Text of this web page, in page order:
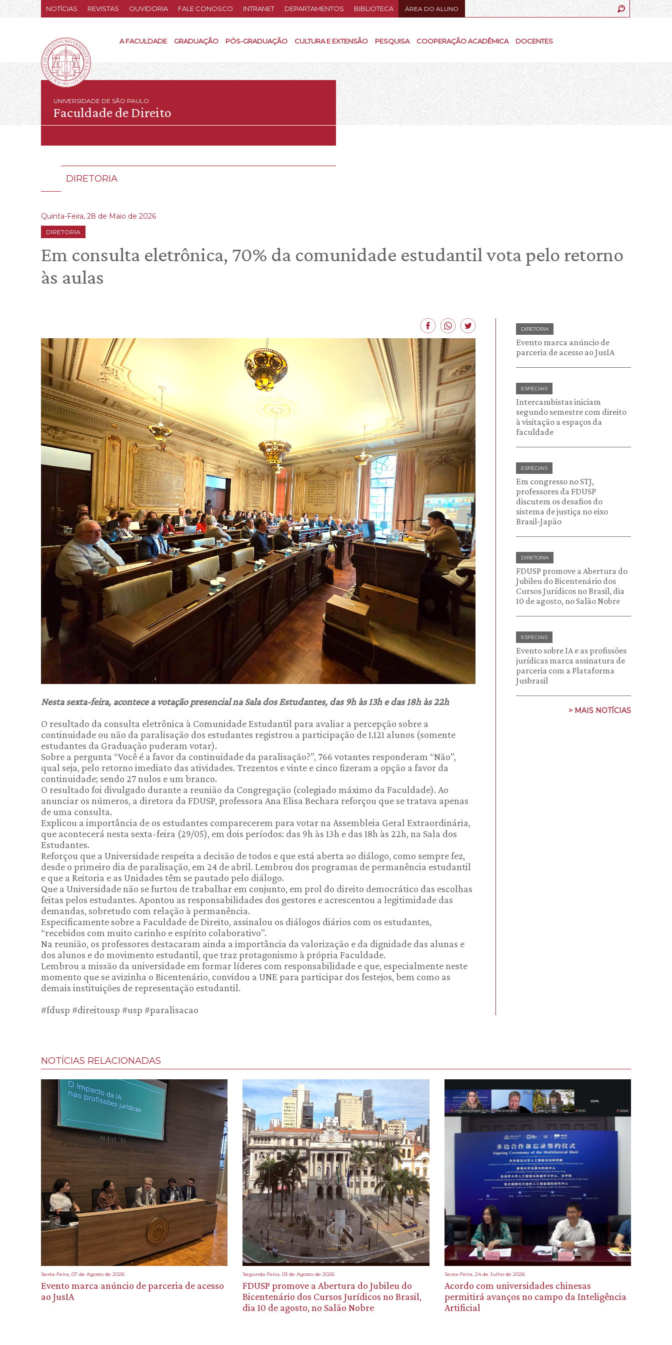
NOTÍCIAS REVISTAS OUVIDORIA FALE CONOSCO INTRANET DEPARTAMENTOS BIBLIOTECA ÁREA DO ALUNO
A FACULDADE GRADUAÇÃO PÓS-GRADUAÇÃO CULTURA E EXTENSÃO PESQUISA COOPERAÇÃO ACADÊMICA DOCENTES
UNIVERSIDADE DE SÃO PAULO
Faculdade de Direito
DIRETORIA
Quinta-Feira, 28 de Maio de 2026
DIRETORIA
Em consulta eletrônica, 70% da comunidade estudantil vota pelo retorno
às aulas
Nesta sexta-feira, acontece a votação presencial na Sala dos Estudantes, das 9h às 13h e das 18h às 22h
O resultado da consulta eletrônica à Comunidade Estudantil para avaliar a percepção sobre a
continuidade ou não da paralisação dos estudantes registrou a participação de 1.121 alunos (somente
estudantes da Graduação puderam votar).
Sobre a pergunta “Você é a favor da continuidade da paralisação?”, 766 votantes responderam “Não”,
qual seja, pelo retorno imediato das atividades. Trezentos e vinte e cinco fizeram a opção a favor da
continuidade; sendo 27 nulos e um branco.
O resultado foi divulgado durante a reunião da Congregação (colegiado máximo da Faculdade). Ao
anunciar os números, a diretora da FDUSP, professora Ana Elisa Bechara reforçou que se tratava apenas
de uma consulta.
Explicou a importância de os estudantes comparecerem para votar na Assembleia Geral Extraordinária,
que acontecerá nesta sexta-feira (29/05), em dois períodos: das 9h às 13h e das 18h às 22h, na Sala dos
Estudantes.
Reforçou que a Universidade respeita a decisão de todos e que está aberta ao diálogo, como sempre fez,
desde o primeiro dia de paralisação, em 24 de abril. Lembrou dos programas de permanência estudantil
e que a Reitoria e as Unidades têm se pautado pelo diálogo.
Que a Universidade não se furtou de trabalhar em conjunto, em prol do direito democrático das escolhas
feitas pelos estudantes. Apontou as responsabilidades dos gestores e acrescentou a legitimidade das
demandas, sobretudo com relação à permanência.
Especificamente sobre a Faculdade de Direito, assinalou os diálogos diários com os estudantes,
“recebidos com muito carinho e espírito colaborativo”.
Na reunião, os professores destacaram ainda a importância da valorização e da dignidade das alunas e
dos alunos e do movimento estudantil, que traz protagonismo à própria Faculdade.
Lembrou a missão da universidade em formar líderes com responsabilidade e que, especialmente neste
momento que se avizinha o Bicentenário, convidou a UNE para participar dos festejos, bem como as
demais instituições de representação estudantil.
#fdusp #direitousp #usp #paralisacao
DIRETORIA
Evento marca anúncio de
parceria de acesso ao JusIA
ESPECIAIS
Intercambistas iniciam
segundo semestre com direito
à visitação a espaços da
faculdade
ESPECIAIS
Em congresso no STJ,
professores da FDUSP
discutem os desafios do
sistema de justiça no eixo
Brasil-Japão
DIRETORIA
FDUSP promove a Abertura do
Jubileu do Bicentenário dos
Cursos Jurídicos no Brasil, dia
10 de agosto, no Salão Nobre
ESPECIAIS
Evento sobre IA e as profissões
jurídicas marca assinatura de
parceria com a Plataforma
Jusbrasil
> MAIS NOTÍCIAS
NOTÍCIAS RELACIONADAS
Sexta-Feira, 07 de Agosto de 2026
Evento marca anúncio de parceria de acesso
ao JusIA
Segunda-Feira, 03 de Agosto de 2026
FDUSP promove a Abertura do Jubileu do
Bicentenário dos Cursos Jurídicos no Brasil,
dia 10 de agosto, no Salão Nobre
Sexta-Feira, 24 de Julho de 2026
Acordo com universidades chinesas
permitirá avanços no campo da Inteligência
Artificial